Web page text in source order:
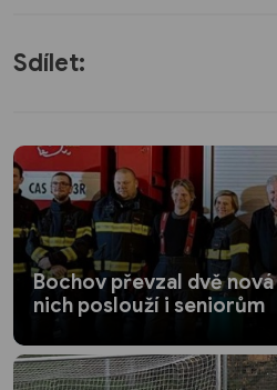
Sdílet:
Bochov převzal dvě
nich poslouží i seniorům